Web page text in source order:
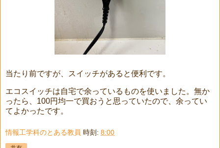
当たり前ですが、スイッチがあると便利です。
エコスイッチは自宅で余っているものを使いました。無か
ったら、100円均一で買おうと思っていたので、余ってい
てよかったです。
情報工学科のとある教員 時刻: 8:00